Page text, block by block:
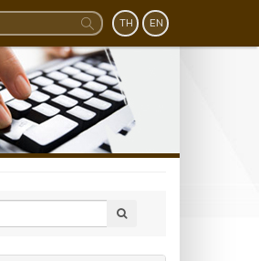
TH EN